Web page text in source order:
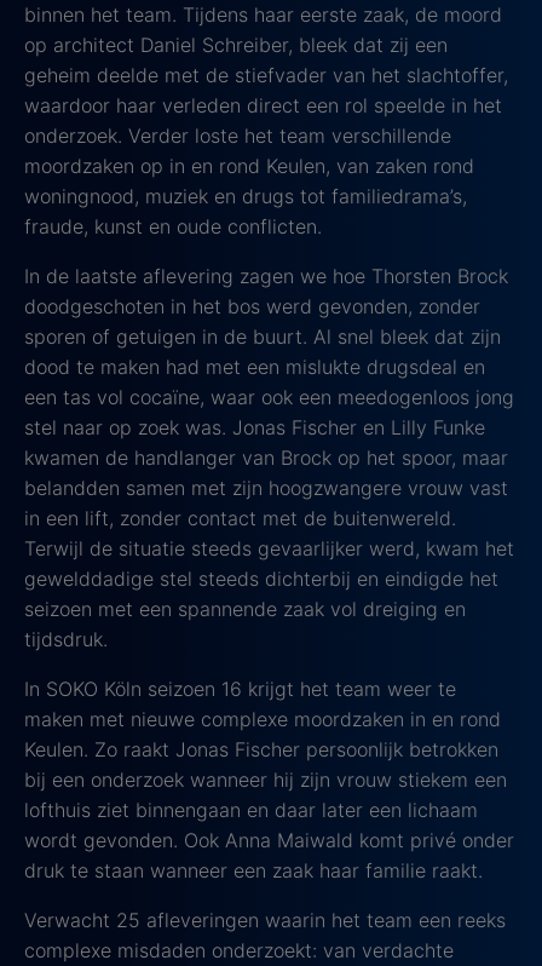
binnen het team. Tijdens haar eerste zaak, de moord
op architect Daniel Schreiber, bleek dat zij een
geheim deelde met de stiefvader van het slachtoffer,
waardoor haar verleden direct een rol speelde in het
onderzoek. Verder loste het team verschillende
moordzaken op in en rond Keulen, van zaken rond
woningnood, muziek en drugs tot familiedrama’s,
fraude, kunst en oude conflicten.
In de laatste aflevering zagen we hoe Thorsten Brock
doodgeschoten in het bos werd gevonden, zonder
sporen of getuigen in de buurt. Al snel bleek dat zijn
dood te maken had met een mislukte drugsdeal en
een tas vol cocaïne, waar ook een meedogenloos jong
stel naar op zoek was. Jonas Fischer en Lilly Funke
kwamen de handlanger van Brock op het spoor, maar
belandden samen met zijn hoogzwangere vrouw vast
in een lift, zonder contact met de buitenwereld.
Terwijl de situatie steeds gevaarlijker werd, kwam het
gewelddadige stel steeds dichterbij en eindigde het
seizoen met een spannende zaak vol dreiging en
tijdsdruk.
In SOKO Köln seizoen 16 krijgt het team weer te
maken met nieuwe complexe moordzaken in en rond
Keulen. Zo raakt Jonas Fischer persoonlijk betrokken
bij een onderzoek wanneer hij zijn vrouw stiekem een
lofthuis ziet binnengaan en daar later een lichaam
wordt gevonden. Ook Anna Maiwald komt privé onder
druk te staan wanneer een zaak haar familie raakt.
Verwacht 25 afleveringen waarin het team een reeks
complexe misdaden onderzoekt: van verdachte